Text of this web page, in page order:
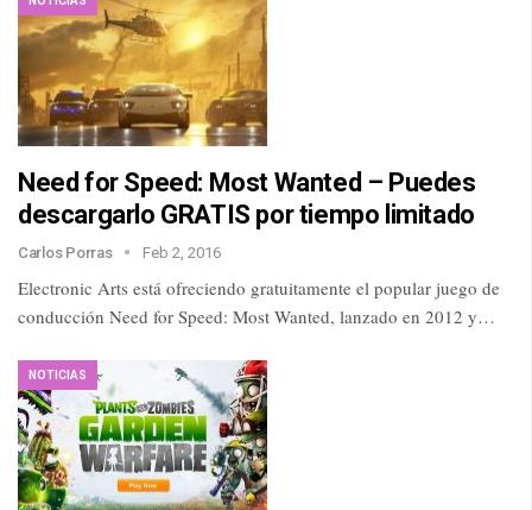
Need for Speed: Most Wanted – Puedes
descargarlo GRATIS por tiempo limitado
Carlos Porras Feb 2, 2016
Electronic Arts está ofreciendo gratuitamente el popular juego de
conducción Need for Speed: Most Wanted, lanzado en 2012 y…
NOTICIAS